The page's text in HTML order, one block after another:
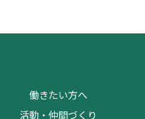
働きたい方へ
活動・仲間づくり